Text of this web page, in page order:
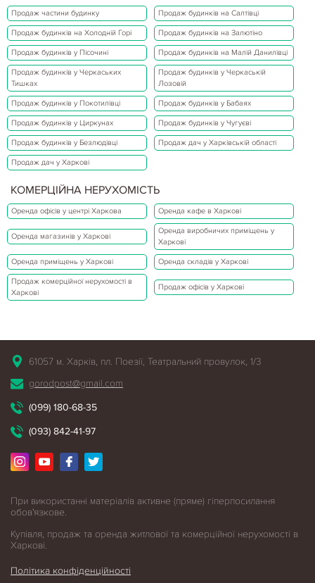
Продаж частини будинку Продаж будинків на Салтівці
Продаж будинків на Холодній Горі Продаж будинків на Залютіно
Продаж будинків у Пісочині Продаж будинків на Малій Данилівці
Продаж будинків у Черкаських
Тишках
Продаж будинків у Черкаській
Лозовій
Продаж будинків у Покотилівці Продаж будинків у Бабаях
Продаж будинків у Циркунах Продаж будинків у Чугуєві
Продаж будинків у Безлюдівці Продаж дач у Харківській області
Продаж дач у Харкові
КОМЕРЦІЙНА НЕРУХОМІСТЬ
Оренда офісів у центрі Харкова Оренда кафе в Харкові
Оренда магазинів у Харкові
Оренда виробничих приміщень у
Харкові
Оренда приміщень у Харкові Оренда складів у Харкові
Продаж комерційної нерухомості в
Харкові
Продаж офісів у Харкові
61057 м. Харків, пл. Поезії, Театральний провулок, 1/3
gorodpost@gmail.com
(099) 180-68-35
(093) 842-41-97
При використанні матеріалів активне (пряме) гіперпосилання
обов'язкове.
Купівля, продаж та оренда житлової та комерційної нерухомості в
Харкові.
Політика конфіденційності